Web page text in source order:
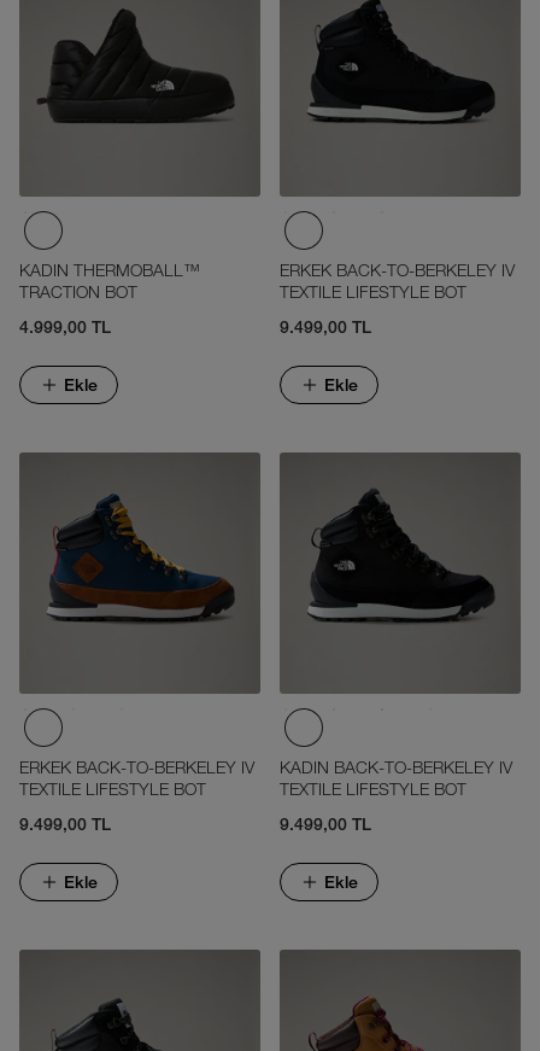
KADIN THERMOBALL™
TRACTION BOT
4.999,00 TL
Ekle
ERKEK BACK-TO-BERKELEY IV
TEXTILE LIFESTYLE BOT
9.499,00 TL
Ekle
ERKEK BACK-TO-BERKELEY IV
TEXTILE LIFESTYLE BOT
9.499,00 TL
Ekle
KADIN BACK-TO-BERKELEY IV
TEXTILE LIFESTYLE BOT
9.499,00 TL
Ekle